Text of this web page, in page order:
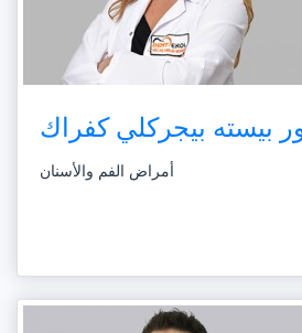
بيسته بيجركلي كفراك
أمراض الفم والأسنان